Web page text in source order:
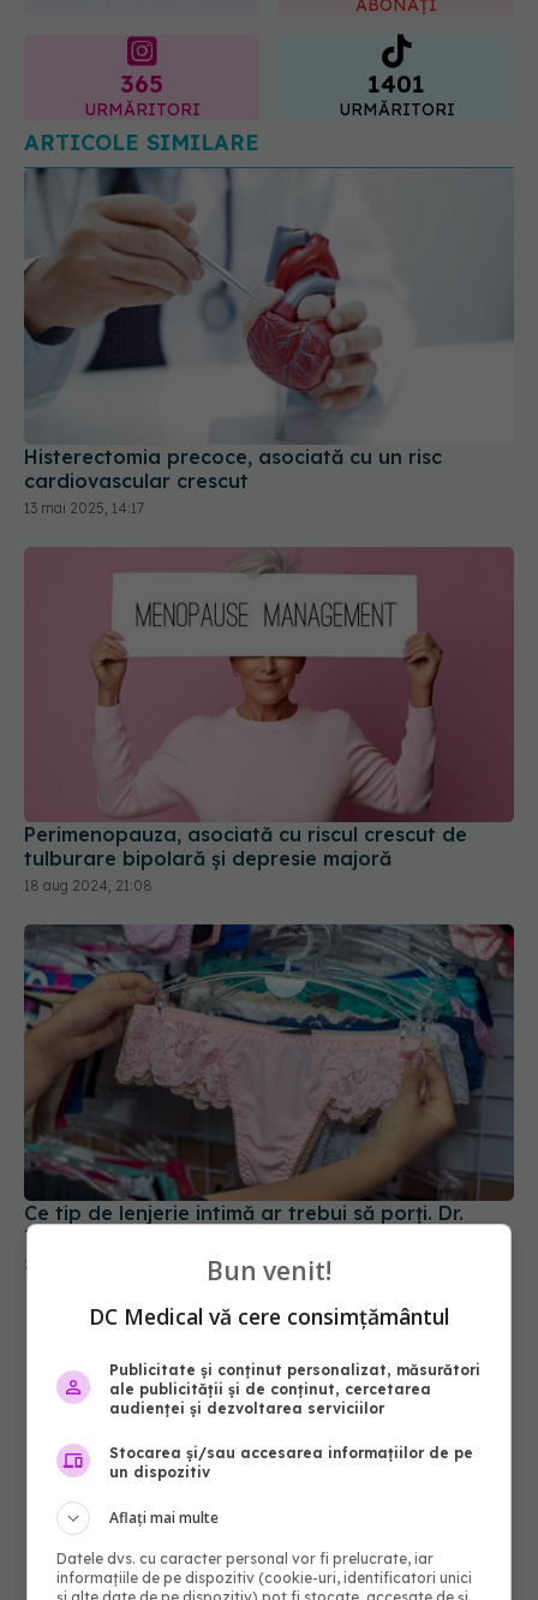
URMĂRITORI
1401
URMĂRITORI
ARTICOLE SIMILARE
Histerectomia precoce, asociată cu un risc
Perimenopauza, asociată cu riscul crescut de
tulburare bipolară și depresie majoră
18 aug 2024, 21:08
Ce tip de lenjerie intimă ar trebui să porți. Dr.
Tamara Sava: Oferă confort maxim
25 oct 2024, 22:24
Bun venit!
DC Medical vă cere consimțământul
Publicitate și conținut personalizat, măsurători
ale publicității și de conținut, cercetarea
audienței și dezvoltarea serviciilor
Stocarea și/sau accesarea informațiilor de pe
un dispozitiv
Aflați mai multe
Datele dvs. cu caracter personal vor fi prelucrate, iar
informațiile de pe dispozitiv (cookie-uri, identificatori unici